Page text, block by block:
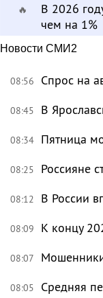
🔥
В 2026
чем на 1%
Новости СМИ2
08:56 Спрос на
08:45 В
08:34 Пятница
08:25 Россияне
08:12 В России
08:09 К концу
08:07
08:05 Средняя